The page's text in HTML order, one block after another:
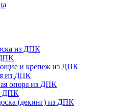
из ДПК
и крепеж из ДПК
из ДПК
опора из ДПК
ДПК
(декинг) из ДПК